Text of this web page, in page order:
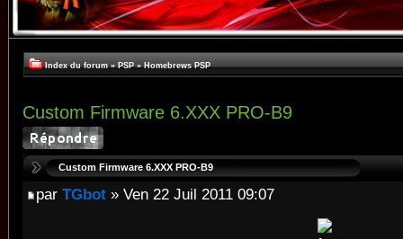
Index du forum » PSP » Homebrews PSP
Custom Firmware 6.XXX PRO-B9
Custom Firmware 6.XXX PRO-B9
par TGbot » Ven 22 Juil 2011 09:07